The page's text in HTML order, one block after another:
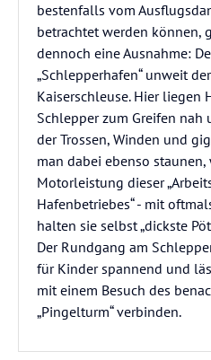
bestenfalls vom
betrachtet werden können,
dennoch eine Ausnahme:
„Schlepperhafen“ unweit
Kaiserschleuse. Hier liegen
Schlepper zum Greifen nah
der Trossen, Winden und
man dabei ebenso
Motorleistung dieser
Hafenbetriebes“ - mit
halten sie selbst „dickste
Der Rundgang am
für Kinder spannend und
mit einem Besuch des
„Pingelturm“ verbinden.